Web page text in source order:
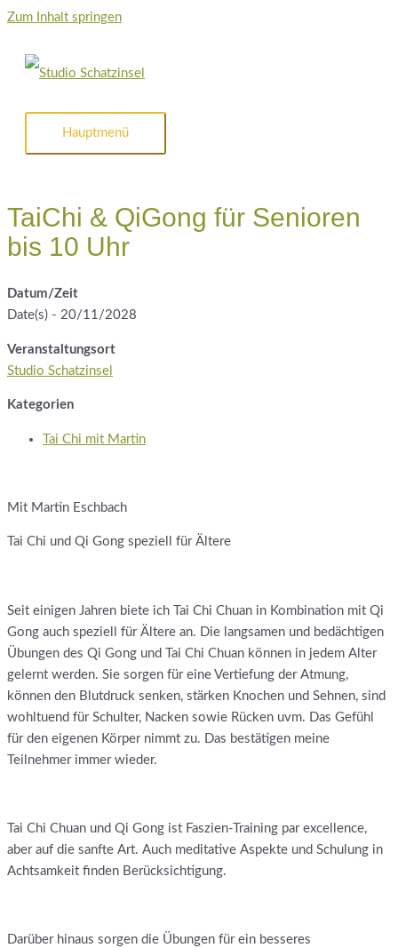
Zum Inhalt springen
Hauptmenü
TaiChi & QiGong für Senioren
bis 10 Uhr
Datum/Zeit
Date(s) - 20/11/2028
Veranstaltungsort
Studio Schatzinsel
Kategorien
Tai Chi mit Martin
Mit Martin Eschbach
Tai Chi und Qi Gong speziell für Ältere
Seit einigen Jahren biete ich Tai Chi Chuan in Kombination mit Qi
Gong auch speziell für Ältere an. Die langsamen und bedächtigen
Übungen des Qi Gong und Tai Chi Chuan können in jedem Alter
gelernt werden. Sie sorgen für eine Vertiefung der Atmung,
können den Blutdruck senken, stärken Knochen und Sehnen, sind
wohltuend für Schulter, Nacken sowie Rücken uvm. Das Gefühl
für den eigenen Körper nimmt zu. Das bestätigen meine
Teilnehmer immer wieder.
Tai Chi Chuan und Qi Gong ist Faszien-Training par excellence,
aber auf die sanfte Art. Auch meditative Aspekte und Schulung in
Achtsamkeit finden Berücksichtigung.
Darüber hinaus sorgen die Übungen für ein besseres